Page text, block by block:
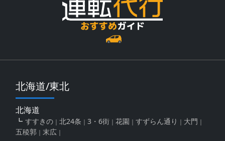
北海道/東北
北海道
すすきの 北24条 3・6街 花園 すずらん通り
大門
五稜郭
末広